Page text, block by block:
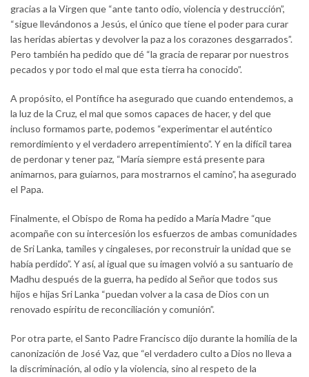
gracias a la Virgen que “ante tanto odio, violencia y destrucción”,
“sigue llevándonos a Jesús, el único que tiene el poder para curar
las heridas abiertas y devolver la paz a los corazones desgarrados”.
Pero también ha pedido que dé “la gracia de reparar por nuestros
pecados y por todo el mal que esta tierra ha conocido”.
A propósito, el Pontífice ha asegurado que cuando entendemos, a
la luz de la Cruz, el mal que somos capaces de hacer, y del que
incluso formamos parte, podemos “experimentar el auténtico
remordimiento y el verdadero arrepentimiento”. Y en la difícil tarea
de perdonar y tener paz, “María siempre está presente para
animarnos, para guiarnos, para mostrarnos el camino”, ha asegurado
el Papa.
Finalmente, el Obispo de Roma ha pedido a María Madre “que
acompañe con su intercesión los esfuerzos de ambas comunidades
de Sri Lanka, tamiles y cingaleses, por reconstruir la unidad que se
había perdido”. Y así, al igual que su imagen volvió a su santuario de
Madhu después de la guerra, ha pedido al Señor que todos sus
hijos e hijas Sri Lanka “puedan volver a la casa de Dios con un
renovado espíritu de reconciliación y comunión”.
Por otra parte, el Santo Padre Francisco dijo durante la homilía de la
canonización de José Vaz, que “el verdadero culto a Dios no lleva a
la discriminación, al odio y la violencia, sino al respeto de la